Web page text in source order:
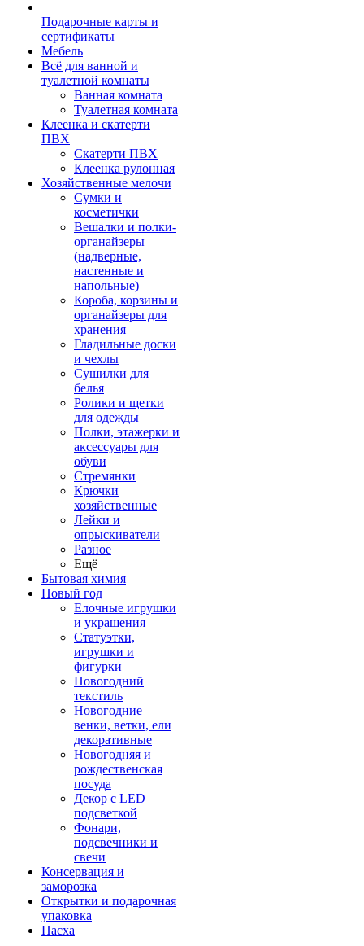
Подарочные карты и
сертификаты
Мебель
Всё для ванной и
туалетной комнаты
Ванная комната
Туалетная комната
Клеенка и скатерти
ПВХ
Скатерти ПВХ
Клеенка рулонная
Хозяйственные мелочи
Сумки и
косметички
Вешалки и полки-
органайзеры
(надверные,
настенные и
напольные)
Короба, корзины и
органайзеры для
хранения
Гладильные доски
и чехлы
Сушилки для
белья
Ролики и щетки
для одежды
Полки, этажерки и
аксессуары для
обуви
Стремянки
Крючки
хозяйственные
Лейки и
опрыскиватели
Разное
Ещё
Бытовая химия
Новый год
Елочные игрушки
и украшения
Статуэтки,
игрушки и
фигурки
Новогодний
текстиль
Новогодние
венки, ветки, ели
декоративные
Новогодняя и
рождественская
посуда
Декор с LED
подсветкой
Фонари,
подсвечники и
свечи
Консервация и
заморозка
Открытки и подарочная
упаковка
Пасха